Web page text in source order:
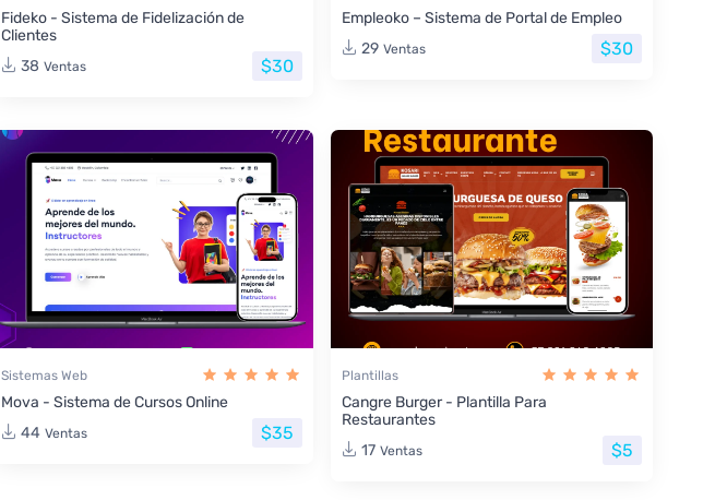
Fideko - Sistema de Fidelización de
Clientes
38 Ventas $30
Empleoko – Sistema de Portal de Empleo
29 Ventas $30
Sistemas Web
Mova - Sistema de Cursos Online
44 Ventas $35
Plantillas
Cangre Burger - Plantilla Para
Restaurantes
17 Ventas $5